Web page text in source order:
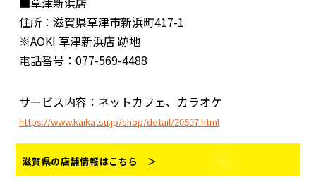
住所：滋賀県草津市新浜町417-1
※AOKI 草津新浜店 跡地
電話番号：077-569-4488
サービス内容：ネットカフェ、カラオケ
https://www.kaikatsu.jp/shop/detail/20507.html
滋賀県の店舗情報はこちら ＞